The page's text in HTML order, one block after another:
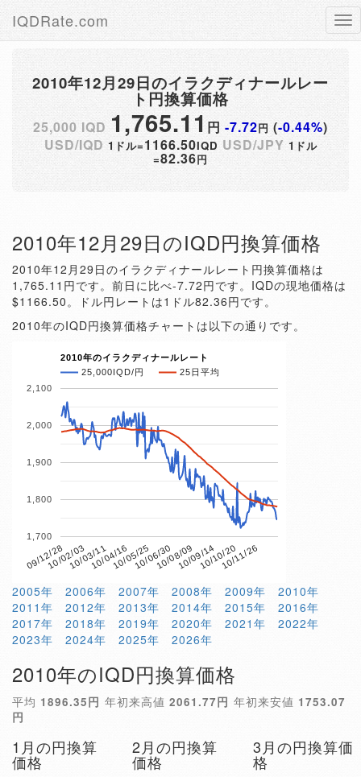
IQDRate.com
2010年12月29日のイラクディナールレー
ト円換算価格
25,000 IQD 1,765.11 円-7.72円 (-0.44%)
USD/IQD 1ドル=1166.50IQD USD/JPY 1ドル
=82.36円
2010年12月29日のIQD円換算価格
2010年12月29日のイラクディナールレート円換算価格は
1,765.11円です。前日に比べ-7.72円です。IQDの現地価格は
$1166.50。ドル円レートは1ドル82.36円です。
2010年のIQD円換算価格チャートは以下の通りです。
2010年のイラクディナールレート
25,000IQD/円
25日平均
09/12/2810/02/0310/03/1110/04/1610/05/2510/06/3010/08/0910/09/1410/10/2010/11/26
1,700
1,800
1,900
2,000
2,100
2005年 2006年 2007年 2008年 2009年
2010年
2011年
2012年 2013年 2014年 2015年
2016年
2017年
2018年 2019年 2020年 2021年
2022年
2023年
2024年 2025年 2026年
2010年のIQD円換算価格
平均 1896.35円 年初来高値 2061.77円 年初来安値 1753.07
円
1月の円換算
価格
2月の円換算
価格
3月の円換算価
格